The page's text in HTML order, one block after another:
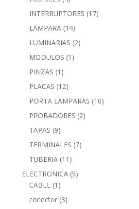
INTERRUPTORES (17)
LAMPARA (14)
LUMINARIAS (2)
MODULOS (1)
PINZAS (1)
PLACAS (12)
PORTA LAMPARAS (10)
PROBADORES (2)
TAPAS (9)
TERMINALES (7)
TUBERIA (11)
ELECTRONICA (5)
CABLE (1)
conector (3)